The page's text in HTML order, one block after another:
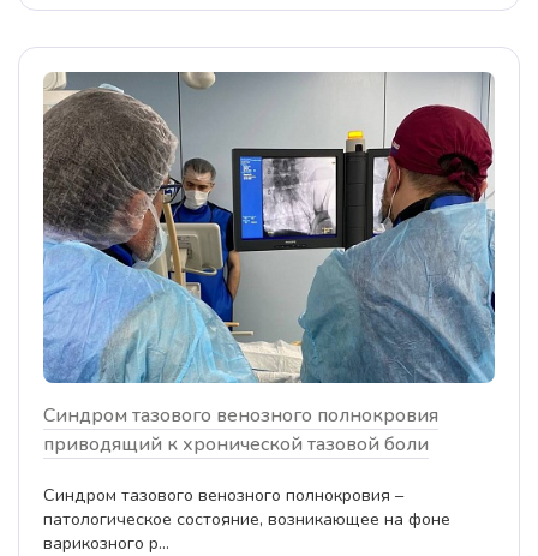
Синдром тазового венозного полнокровия
приводящий к хронической тазовой боли
Синдром тазового венозного полнокровия –
патологическое состояние, возникающее на фоне
варикозного р...